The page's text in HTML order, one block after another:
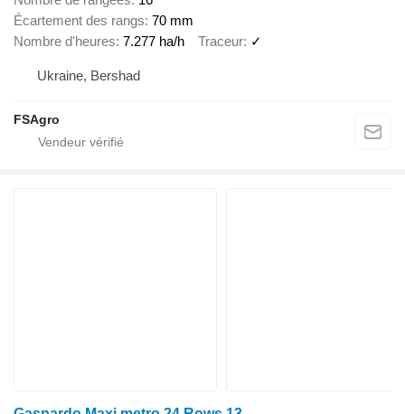
Écartement des rangs 70 mm
Nombre d'heures 7.277 ha/h Traceur ✓
Ukraine, Bershad
FSAgro